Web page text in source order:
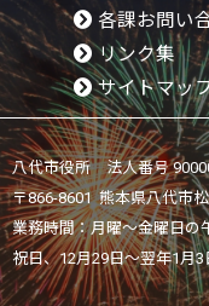
各課お問い
リンク集
サイトマッ
八代市役所 法人番号
〒866-8601 熊本県八代市
業務時間：月曜～金曜日の
祝日、12月29日～翌年1月